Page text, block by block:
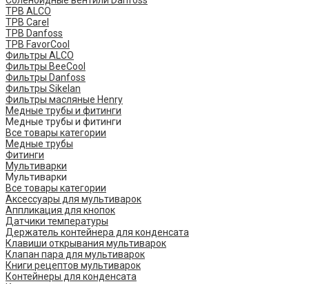
ТРВ ALCO
ТРВ Carel
ТРВ Danfoss
ТРВ FavorCool
Фильтры ALCO
Фильтры BeeCool
Фильтры Danfoss
Фильтры Sikelan
Фильтры масляные Henry
Медные трубы и фитинги
Медные трубы и фитинги
Все товары категории
Медные трубы
Фитинги
Мультиварки
Мультиварки
Все товары категории
Аксессуары для мультиварок
Аппликация для кнопок
Датчики температуры
Держатель контейнера для конденсата
Клавиши открывания мультиварок
Клапан пара для мультиварок
Книги рецептов мультиварок
Контейнеры для конденсата